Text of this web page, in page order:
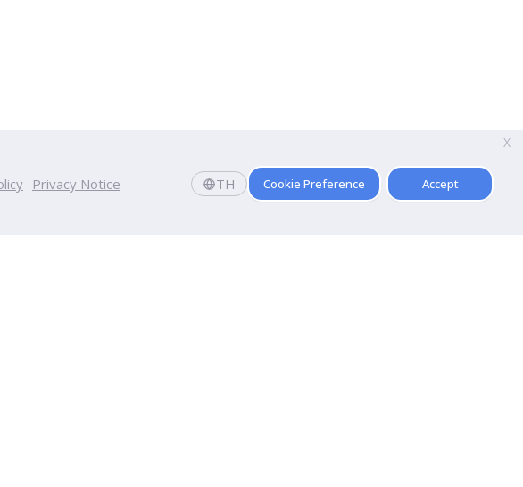
Privacy Notice TH Cookie Preference Accept
X